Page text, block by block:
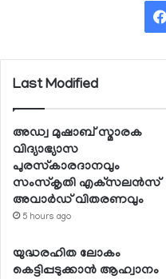
Last Modified
അഡ്വ മുഷാബ് സ്മാരക
വിദ്യാഭ്യാസ
പുരസ്‌കാരദാനവും
സംസ്‌കൃതി എക്‌സലന്‍സ്
അവാര്‍ഡ് വിതരണവും
5 hours ago
യുദ്ധരഹിത ലോകം
കെട്ടിപ്പടുക്കാന്‍ ആഹ്വാനം